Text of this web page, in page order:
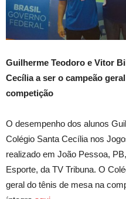
Guilherme Teodoro e Vitor
Cecília a ser o campeão
competição
O desempenho dos alunos
Colégio Santa Cecília nos
realizado em João Pessoa,
Esporte, da TV Tribuna. O
geral do tênis de mesa na